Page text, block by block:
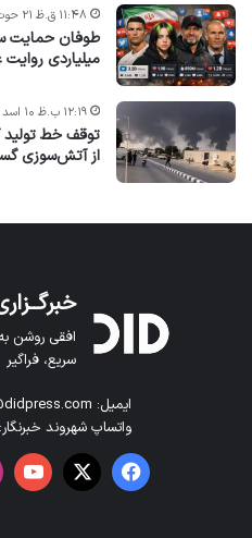
طوفان حمایت
میلیاردی
۱۱:۴۸ ق.ظ ۲۱ حوت ۱۴۰۴
توقف خط تولید
از آتش‌سوزی
۱۲:۱۹ ب.ظ ۱۰ اسد ۱۴۰۵
افقی روشن
سریع، فراگیر
ایمیل: info@didpress.com
واتساپ شهروند خبرنگار:
فیس بوک X